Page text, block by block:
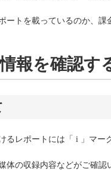
ートを載っているのか、課
報を確認す
るレポートには「 i 」マー
体の収録内容などがご確認